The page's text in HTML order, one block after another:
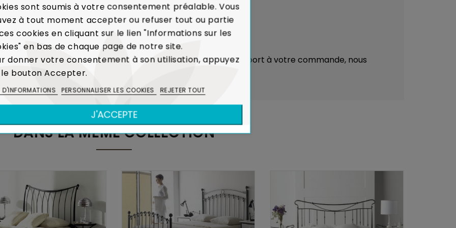
: Voir les modalités de livraison
majeur sur un produit reçu ou de non-conformité par rapport à votre commande, nous
de Qualité
DANS LA MÊME COLLECTION
sont soumis à votre consentement préalable. Vous
à tout moment accepter ou refuser tout ou partie
cookies en cliquant sur le lien "Informations sur les
en bas de chaque page de notre site.
donner votre consentement à son utilisation, appuyez
bouton Accepter.
D'INFORMATIONS PERSONNALISER LES COOKIES REJETER TOUT
J'ACCEPTE